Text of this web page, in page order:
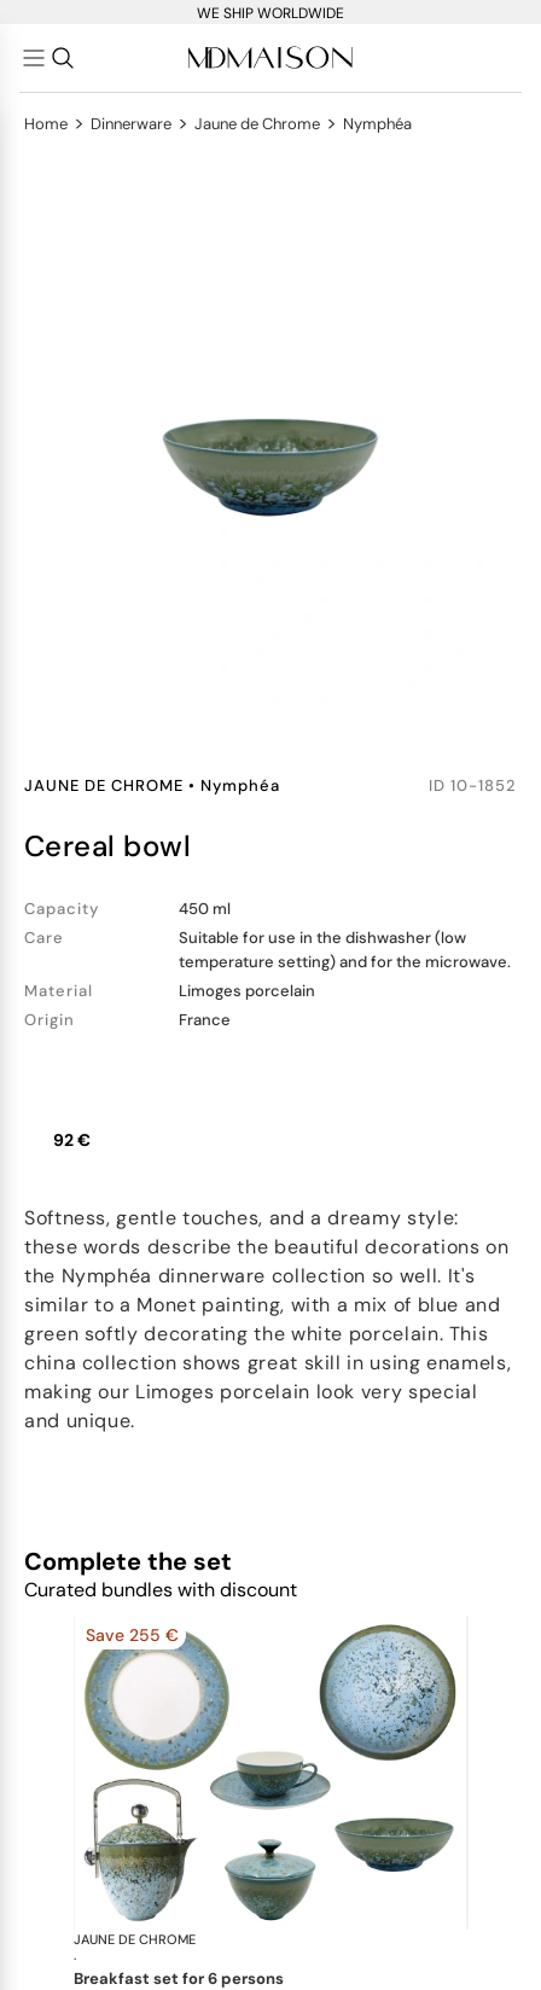
WE SHIP WORLDWIDE
Home > Dinnerware > Jaune de Chrome > Nymphéa
JAUNE DE CHROME • Nymphéa ID 10-1852
cereal bowl
Capacity
450 ml
Care
Suitable for use in the dishwasher (low
temperature setting) and for the microwave.
Material
Limoges porcelain
Origin
France
92 €
Softness, gentle touches, and a dreamy style:
these words describe the beautiful decorations on
the Nymphéa dinnerware collection so well. It's
similar to a Monet painting, with a mix of blue and
green softly decorating the white porcelain. This
china collection shows great skill in using enamels,
making our Limoges porcelain look very special
and unique.
Complete the set
Curated bundles with discount
Save 255 €
JAUNE DE CHROME
·
breakfast set for 6 persons